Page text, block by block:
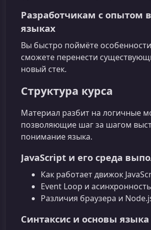
Разработчикам с опытом
языках
Вы быстро поймёте
сможете перенести
новый стек.
Структура курса
Материал разбит на логичные
позволяющие шаг за шагом
понимание языка.
JavaScript и его среда
Как работает движок
Event Loop и асинхронность
Различия браузера и
Синтаксис и основы языка